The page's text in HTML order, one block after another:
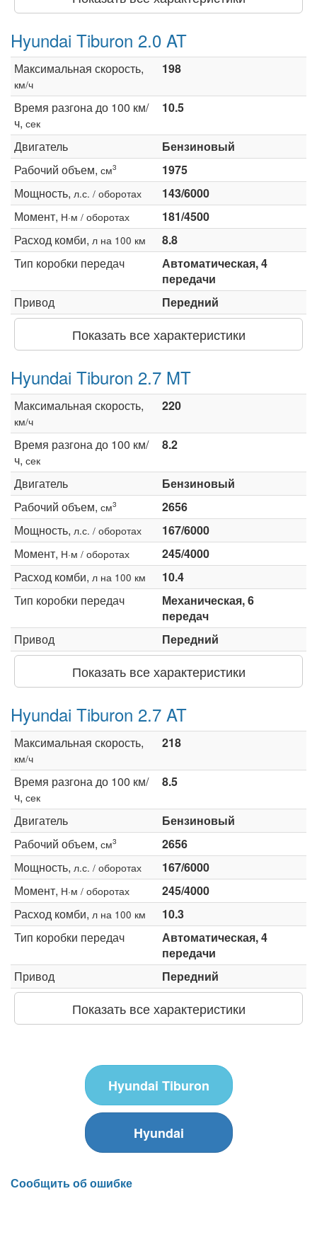
Hyundai Tiburon 2.0 AT
Максимальная скорость,
км/ч
198
Время разгона до 100 км/
ч, сек
10.5
Двигатель
Бензиновый
Рабочий объем, см3
1975
Мощность, л.с. / оборотах
143/6000
Момент, Н·м / оборотах
181/4500
Расход комби, л на 100 км
8.8
Тип коробки передач
Автоматическая, 4
передачи
Привод
Передний
Показать все характеристики
Hyundai Tiburon 2.7 MT
Максимальная скорость,
км/ч
220
Время разгона до 100 км/
ч, сек
8.2
Двигатель
Бензиновый
Рабочий объем, см3
2656
Мощность, л.с. / оборотах
167/6000
Момент, Н·м / оборотах
245/4000
Расход комби, л на 100 км
10.4
Тип коробки передач
Механическая, 6
передач
Привод
Передний
Показать все характеристики
Hyundai Tiburon 2.7 AT
Максимальная скорость,
км/ч
218
Время разгона до 100 км/
ч, сек
8.5
Двигатель
Бензиновый
Рабочий объем, см3
2656
Мощность, л.с. / оборотах
167/6000
Момент, Н·м / оборотах
245/4000
Расход комби, л на 100 км
10.3
Тип коробки передач
Автоматическая, 4
передачи
Привод
Передний
Показать все характеристики
Hyundai Tiburon
Hyundai
Сообщить об ошибке